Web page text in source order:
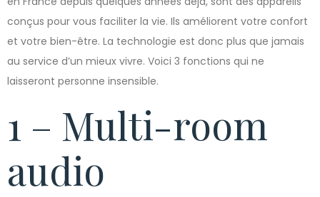
conçus pour vous faciliter la vie. Ils améliorent votre confort
et votre bien-être. La technologie est donc plus que jamais
au service d’un mieux vivre. Voici 3 fonctions qui ne
laisseront personne insensible.
1 – Multi-room
audio